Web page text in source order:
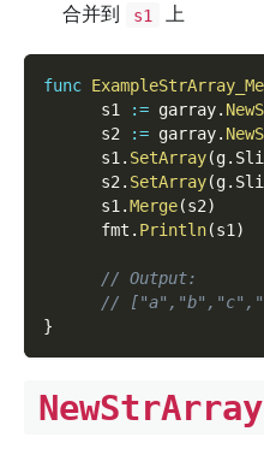
合并到
s1 上
func
      s1
:= garray.
      s2
:= garray.
      s1
. SetArray(g.
      s2
. SetArray(g.
      s1
.Merge(s2)
      fmt
. Println(s1 )
// Output:
//
}
NewStrArray